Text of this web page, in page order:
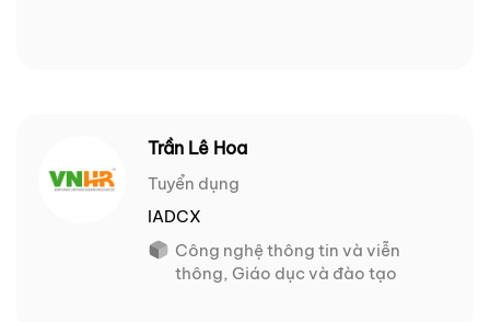
Trần Lê Hoa
Tuyển dụng
IADCX
Công nghệ thông tin và viễn
thông, Giáo dục và đào tạo